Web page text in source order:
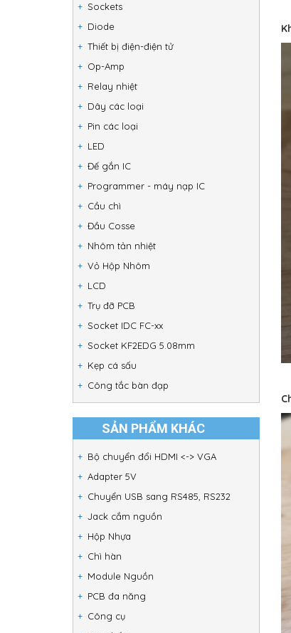
Sockets
Diode
Thiết bị điện-điện tử
Op-Amp
Relay nhiệt
Dây các loại
Pin các loại
LED
Đế gắn IC
Programmer - máy nạp IC
Cầu chì
Đầu Cosse
Nhôm tản nhiệt
Vỏ Hộp Nhôm
LCD
Trụ đỡ PCB
Socket IDC FC-xx
Socket KF2EDG 5.08mm
Kẹp cá sấu
Công tắc bàn đạp
SẢN PHẨM KHÁC
Bộ chuyển đổi HDMI <-> VGA
Adapter 5V
Chuyển USB sang RS485, RS232
Jack cắm nguồn
Hộp Nhựa
Chì hàn
Module Nguồn
PCB đa năng
Công cụ